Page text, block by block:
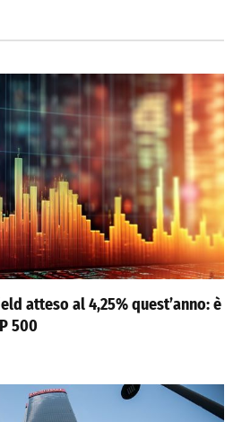
atteso al 4,25% quest’anno: è
500